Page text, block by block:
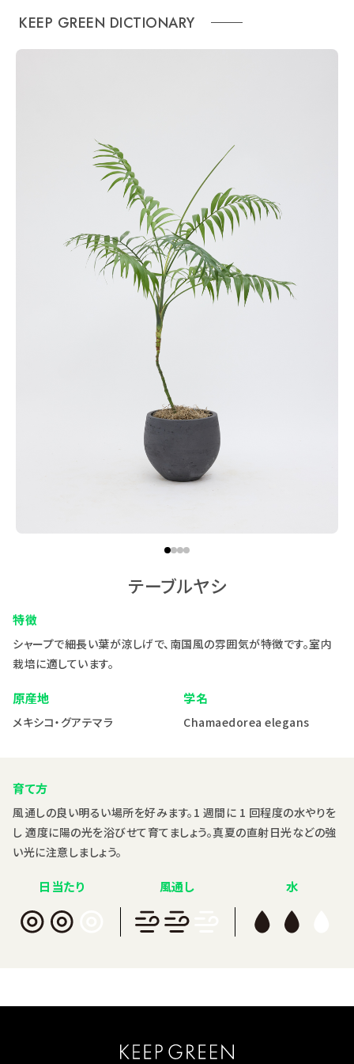
KEEP GREEN DICTIONARY
1234
テーブルヤシ
特徴
シャープで細長い葉が涼しげで、南国風の雰囲気が特徴です。室内
栽培に適しています。
原産地
メキシコ・グアテマラ
学名
Chamaedorea elegans
育て方
風通しの良い明るい場所を好みます。1 週間に 1 回程度の水やりを
し 適度に陽の光を浴びせて育てましょう。真夏の直射日光などの強
い光に注意しましょう。
日当たり 風通し 水